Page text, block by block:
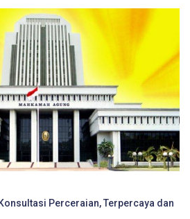
Perceraian, Terpercaya dan